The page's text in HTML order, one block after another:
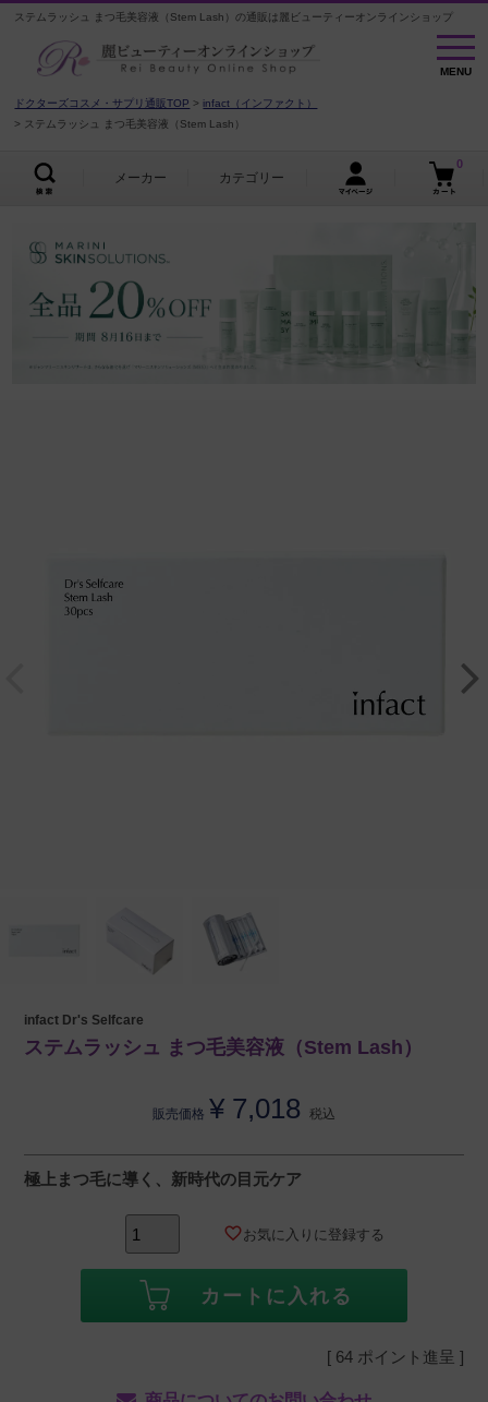
ステムラッシュ まつ毛美容液（Stem Lash）の通販は麗ビューティーオンラインショップ
MENU
MENU
ドクターズコスメ・サプリ通販TOP
infact（インファクト）
ステムラッシュ まつ毛美容液（Stem Lash）
メーカー カテゴリー
0
infact Dr's Selfcare
ステムラッシュ まつ毛美容液（Stem Lash）
販売価格 ¥ 7,018 税込
極上まつ毛に導く、新時代の目元ケア
お気に入りに登録する
カートに入れる
[ 64 ポイント進呈 ]